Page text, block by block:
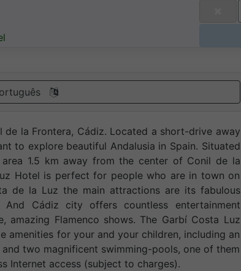
la Frontera, Cádiz. Located a short-drive away
to explore beautiful Andalusia in Spain. Situated
1.5 km away from the center of Conil de la
Hotel is perfect for people who are in town on
de la Luz the main attractions are its fabulous
And Cádiz city offers countless entertainment
amazing Flamenco shows. The Garbí Costa Luz
amenities for your and your children, including an
two magnificent swimming-pools, one of them
Internet access (subject to charges).